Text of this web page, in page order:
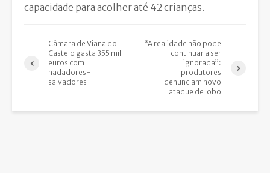
capacidade para acolher até 42 crianças.
Câmara de Viana do
Castelo gasta 355 mil
euros com
nadadores-
salvadores
“A realidade não pode
continuar a ser
ignorada”:
produtores
denunciam novo
ataque de lobo